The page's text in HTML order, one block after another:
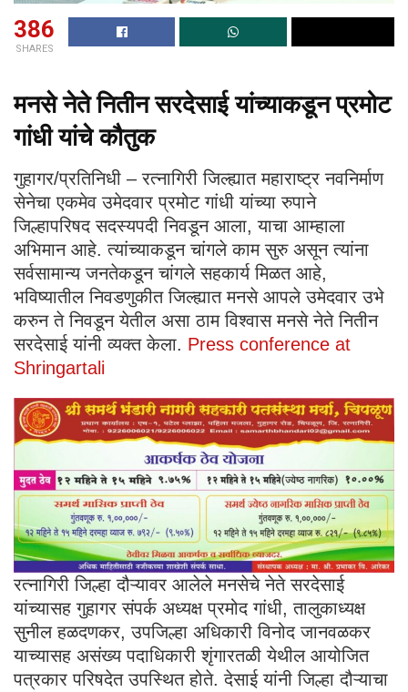
386
SHARES
मनसे नेते नितीन सरदेसाई यांच्याकडून प्रमोट
गांधी यांचे कौतुक
गुहागर/प्रतिनिधी – रत्नागिरी जिल्ह्यात महाराष्ट्र नवनिर्माण
सेनेचा एकमेव उमेदवार प्रमोट गांधी यांच्या रुपाने
जिल्हापरिषद सदस्यपदी निवडून आला, याचा आम्हाला
अभिमान आहे. त्यांच्याकडून चांगले काम सुरु असून त्यांना
सर्वसामान्य जनतेकडून चांगले सहकार्य मिळत आहे,
भविष्यातील निवडणुकीत जिल्ह्यात मनसे आपले उमेदवार उभे
करुन ते निवडून येतील असा ठाम विश्वास मनसे नेते नितीन
सरदेसाई यांनी व्यक्त केला. Press conference at
Shringartali
रत्नागिरी जिल्हा दौऱ्यावर आलेले मनसेचे नेते सरदेसाई
यांच्यासह गुहागर संपर्क अध्यक्ष प्रमोद गांधी, तालुकाध्यक्ष
सुनील हळदणकर, उपजिल्हा अधिकारी विनोद जानवळकर
याच्यासह असंख्य पदाधिकारी शृंगारतळी येथील आयोजित
पत्रकार परिषदेत उपस्थित होते. देसाई यांनी जिल्हा दौऱ्याचा